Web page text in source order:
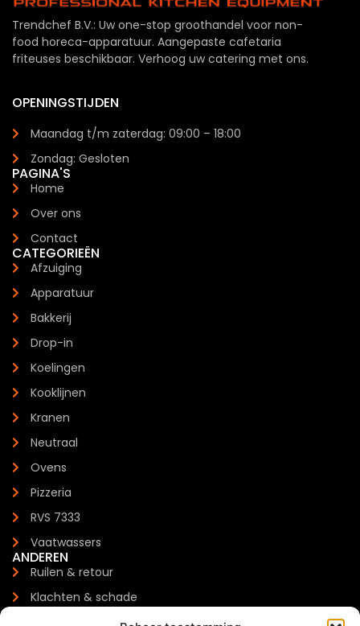
Trendchef B.V.: Uw one-stop groothandel voor non-
food horeca-apparatuur. Aangepaste cafetaria
friteuses beschikbaar. Verhoog uw catering met ons.
OPENINGSTIJDEN
Maandag t/m zaterdag: 09:00 – 18:00
Zondag: Gesloten
PAGINA'S
Home
Over ons
Contact
CATEGORIEËN
Afzuiging
Apparatuur
Bakkerij
Drop-in
Koelingen
Kooklijnen
Kranen
Neutraal
Ovens
Pizzeria
RVS 7333
Vaatwassers
ANDEREN
Ruilen & retour
Klachten & schade